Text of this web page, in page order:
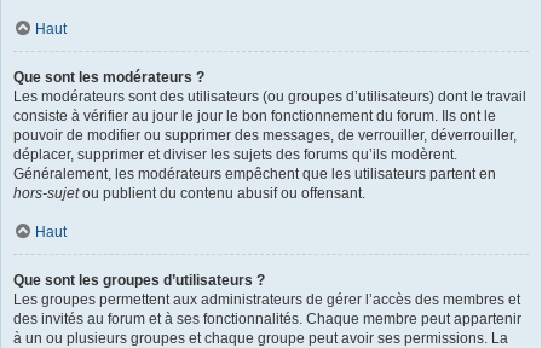
Haut
Que sont les modérateurs ?
Les modérateurs sont des utilisateurs (ou groupes d’utilisateurs) dont le travail
consiste à vérifier au jour le jour le bon fonctionnement du forum. Ils ont le
pouvoir de modifier ou supprimer des messages, de verrouiller, déverrouiller,
déplacer, supprimer et diviser les sujets des forums qu’ils modèrent.
Généralement, les modérateurs empêchent que les utilisateurs partent en
hors-sujetou publient du contenu abusif ou offensant.
Haut
Que sont les groupes d’utilisateurs ?
Les groupes permettent aux administrateurs de gérer l’accès des membres et
des invités au forum et à ses fonctionnalités. Chaque membre peut appartenir
à un ou plusieurs groupes et chaque groupe peut avoir ses permissions. La